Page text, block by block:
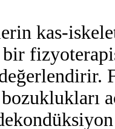
kas-
bir
bozuklukları